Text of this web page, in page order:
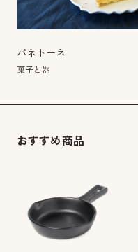
パネトーネ
菓子と器
おすすめ商品